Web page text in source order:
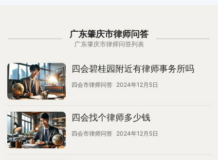
广东肇庆市律师问答
广东肇庆市律师问答列表
四会碧桂园附近有律师事务所吗
四会市律师问答 2024年12月5日
四会找个律师多少钱
四会市律师问答 2024年12月5日